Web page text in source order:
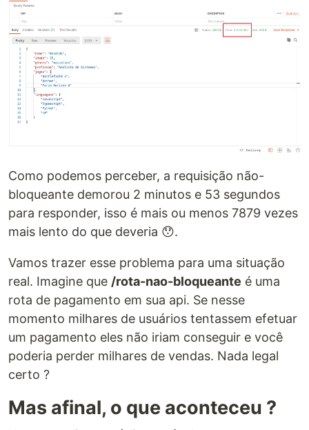
Como podemos perceber, a requisição não-
bloqueante demorou 2 minutos e 53 segundos
para responder, isso é mais ou menos 7879 vezes
mais lento do que deveria 😯.
Vamos trazer esse problema para uma situação
real. Imagine que /rota-nao-bloqueante é uma
rota de pagamento em sua api. Se nesse
momento milhares de usuários tentassem efetuar
um pagamento eles não iriam conseguir e você
poderia perder milhares de vendas. Nada legal
certo ?
Mas afinal, o que aconteceu ?